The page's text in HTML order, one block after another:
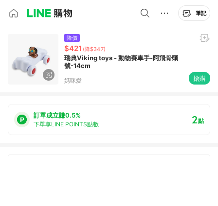
筆記
降價
$421 (降$347)
瑞典Viking toys - 動物賽車手-阿飛骨頭
號-14cm
媽咪愛 搶購
訂單成立賺0.5%
下單享LINE POINTS點數 2點